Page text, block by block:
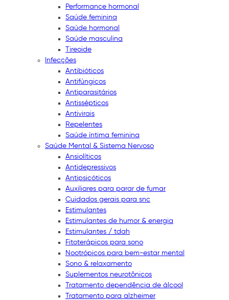
Performance hormonal
Saúde feminina
Saúde hormonal
Saúde masculina
Tireoide
Infecções
Antibióticos
Antifúngicos
Antiparasitários
Antissépticos
Antivirais
Repelentes
Saúde íntima feminina
Saúde Mental & Sistema Nervoso
Ansiolíticos
Antidepressivos
Antipsicóticos
Auxiliares para parar de fumar
Cuidados gerais para snc
Estimulantes
Estimulantes de humor & energia
Estimulantes / tdah
Fitoterápicos para sono
Nootrópicos para bem-estar mental
Sono & relaxamento
Suplementos neurotônicos
Tratamento dependência de álcool
Tratamento para alzheimer